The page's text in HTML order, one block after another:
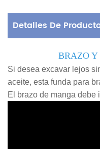
Detalles De
BRAZO Y
Si desea excavar lejos
aceite, esta funda para
El brazo de manga debe